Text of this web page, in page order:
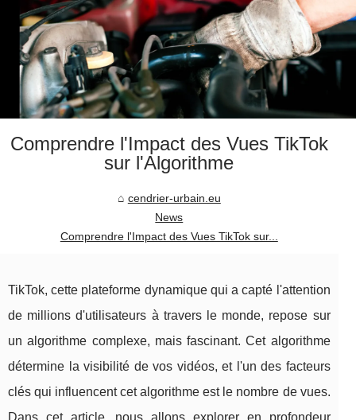
Comprendre l'Impact des Vues TikTok
sur l'Algorithme
cendrier-urbain.eu
News
Comprendre l'Impact des Vues TikTok sur...
TikTok, cette plateforme dynamique qui a capté l'attention
de millions d'utilisateurs à travers le monde, repose sur
un algorithme complexe, mais fascinant. Cet algorithme
détermine la visibilité de vos vidéos, et l'un des facteurs
clés qui influencent cet algorithme est le nombre de vues.